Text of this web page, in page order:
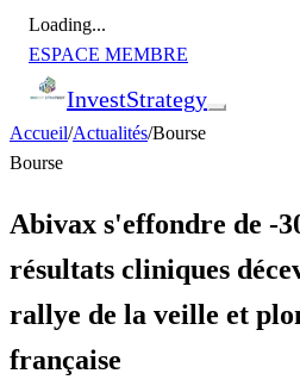
Loading...
ESPACE MEMBRE
InvestStrategy
Accueil/Actualités/Bourse
Bourse
Abivax s'effondre de -
résultats cliniques
rallye de la veille et
française